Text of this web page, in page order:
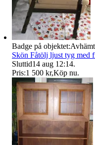
Badge på objektet:
Skön Fåtölj ljust tyg med
Sluttid14 aug 12:14.
Pris:1 500 kr,Köp nu.